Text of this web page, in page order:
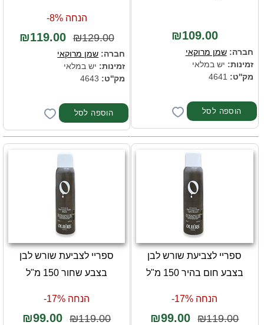
₪109.00
חברה:שמן מרוקאי
זמינות: יש במלאי
מק''ט:
הנחה 8%-
₪129.00
₪119.00
חברה: שמן מרוקאי
זמינות: יש במלאי
מק''ט:
ספריי לצביעת שורש לבן
בצבע חום בהיר 150 מ"ל
הנחה 17%-
₪119.00
₪99.00
ספריי לצביעת שורש לבן
בצבע שחור 150 מ"ל
הנחה 17%-
₪119.00
₪99.00